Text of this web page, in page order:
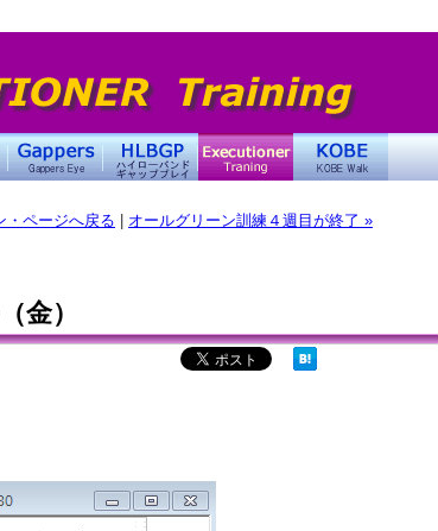
・ページへ戻る オールグリーン訓練４週目が終了 »
金）